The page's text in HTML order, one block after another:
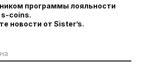
программы лояльности
s-coins.
новости от Sister’s.